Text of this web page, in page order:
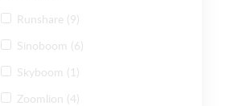
Runshare (9)
Sinoboom (6)
Skyboom ( )
Zoomlion (4 )